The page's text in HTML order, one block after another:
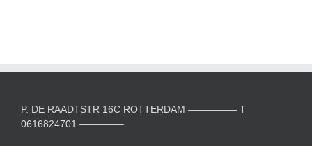
P. DE RAADTSTR 16C ROTTERDAM ————— T
0616824701 ————–